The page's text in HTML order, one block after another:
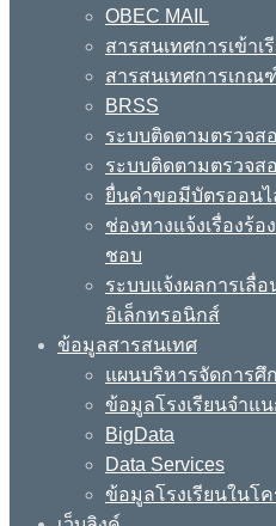
OBEC MAIL
สารสนเทศการเข้าเ
สารสนเทศการเกณ
BRSS
ระบบติดตามตรวจส
ระบบติดตามตรวจส
ยื่นคำขอมีบัตรออน
ช่องทางแจ้งเรื่องร้
ชอบ
ระบบแจ้งผลการเลื่
อิเล็กทรอนิกส์
ข้อมูลสารสนเทศ
แผนบริหารจัดการ
ข้อมูลโรงเรียนจำแ
BigData
Data Services
ข้อมูลโรงเรียนในโค